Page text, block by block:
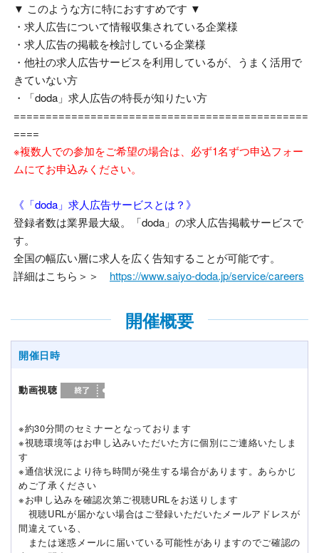
▼ このような方に特におすすめです ▼
・求人広告について情報収集されている企業様
・求人広告の掲載を検討している企業様
・他社の求人広告サービスを利用しているが、うまく活用で
きていない方
・「doda 」求人広告の特長が知りたい方
==============================================
====
※複数人での参加をご希望の場合は、必ず1名ずつ申込フォー
ムにてお申込みください。
《「doda」求人広告サービスとは？》
登録者数は業界最大級。「doda」の求人広告掲載サービスで
す。
全国の幅広い層に求人を広く告知することが可能です。
詳細はこちら＞＞ https://www.saiyo-doda.jp/service/careers
開催概要
開催日時
動画視聴
※約30分間のセミナーとなっております
※視聴環境等はお申し込みいただいた方に個別にご連絡いたしま
す
※通信状況により待ち時間が発生する場合があります。あらかじ
めご了承ください
※お申し込みを確認次第ご視聴URLをお送りします
視聴URLが届かない場合はご登録いただいたメールアドレスが
間違えている、
または迷惑メールに届いている可能性がありますのでご確認の